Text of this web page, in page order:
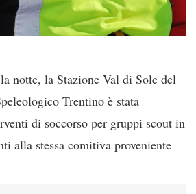
notte, la Stazione Val di Sole del
Trentino è stata
di soccorso per gruppi scout in
alla stessa comitiva proveniente